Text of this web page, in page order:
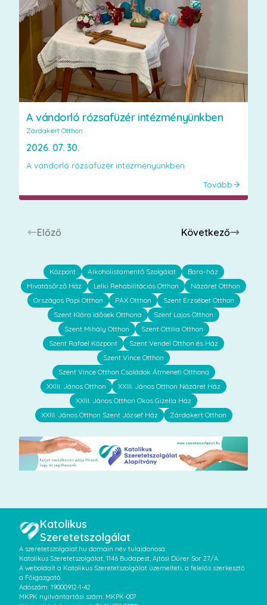
A vándorló rózsafüzér intézményünkben
Zárdakert Otthon
2026. 07. 30.
A vándorló rózsafüzér intézményünkben
Tovább
Előző Következő
Központ Alkoholistamentő Szolgálat
Bara-ház
Hivatásőrző Ház
Lelki Rehabilitációs Otthon
Názáret Otthon
Országos Papi Otthon
PAX Otthon
Szent Erzsébet Otthon
Szent Klára Idősek Otthona
Szent Lajos Otthon
Szent Mihály Otthon
Szent Ottilia Otthon
Szent Rafael Központ
Szent Vendel Otthon és Ház
Szent Vince Otthon
Szent Vince Otthon Családok Átmeneti Otthona
XXIII. János Otthon
XXIII. János Otthon Názáret Ház
XXIII. János Otthon Okos Gizella Ház
XXIII. János Otthon Szent József Ház
Zárdakert Otthon
Katolikus
Szeretetszolgálat
A szeretetszolgalat.hu domain név tulajdonosa:
Katolikus Szeretetszolgálat, 1146 Budapest, Ajtósi Dürer Sor 27/A.
A weboldalt a Katolikus Szeretetszolgálat üzemelteti, a felelős szerkesztő
a Főigazgató.
Adószám: 19000912-1-42
MKPK nyilvántartási szám: MKPK-007